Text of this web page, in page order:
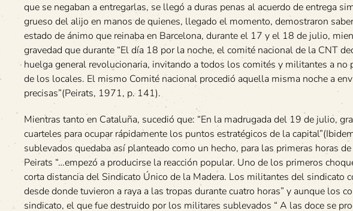
que se negaban a entregarlas, se llegó a duras penas al acuerdo de entrega
grueso del alijo en manos de quienes, llegado el momento, demostraron
estado de ánimo que reinaba en Barcelona, durante el 17 y el 18 de julio,
gravedad que durante “El día 18 por la noche, el comité nacional de la CNT
huelga general revolucionaria, invitando a todos los comités y militantes a no
de los locales. El mismo Comité nacional procedió aquella misma noche a
precisas”(Peirats, 1971, p. 141).
Mientras tanto en Cataluña, sucedió que: “En la madrugada del 19 de julio,
cuarteles para ocupar rápidamente los puntos estratégicos de la
sublevados quedaba así planteado como un hecho, para las primeras horas
Peirats “…empezó a producirse la reacción popular. Uno de los primeros
corta distancia del Sindicato Único de la Madera. Los militantes del sindicato
desde donde tuvieron a raya a las tropas durante cuatro horas” y aunque los
sindicato, el que fue destruido por los militares sublevados “ A las doce se